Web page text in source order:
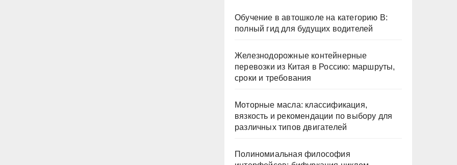
Обучение в автошколе на категорию В:
полный гид для будущих водителей
Железнодорожные контейнерные
перевозки из Китая в Россию: маршруты,
сроки и требования
Моторные масла: классификация,
вязкость и рекомендации по выбору для
различных типов двигателей
Полиномиальная философия